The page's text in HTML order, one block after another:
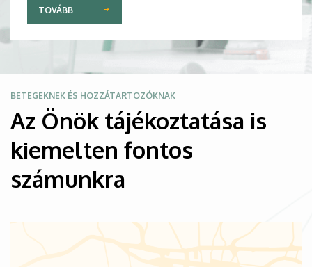
TOVÁBB
BETEGEKNEK ÉS HOZZÁTARTOZÓKNAK
Az Önök tájékoztatása is
kiemelten fontos
számunkra